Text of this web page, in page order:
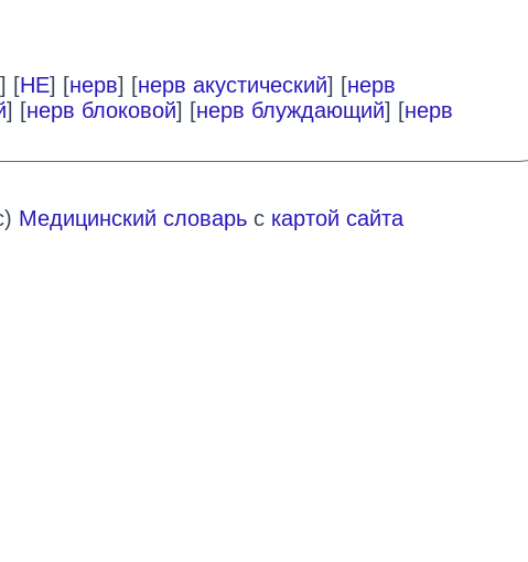
] [НЕ] [нерв] [нерв акустический] [нерв
] [нерв блоковой] [нерв блуждающий] [нерв
Медицинский словарьс картой сайта